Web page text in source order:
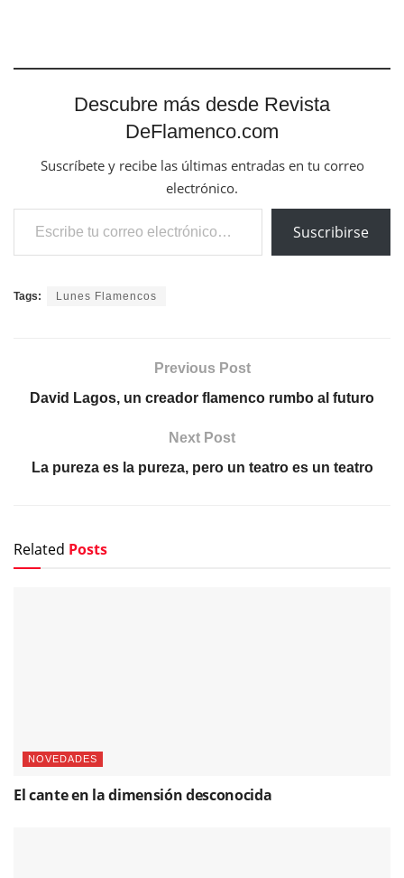
Descubre más desde Revista
DeFlamenco.com
Suscríbete y recibe las últimas entradas en tu correo
electrónico.
Escribe tu correo electrónico…
Suscribirse
Tags: Lunes Flamencos
Previous Post
David Lagos, un creador flamenco rumbo al futuro
Next Post
La pureza es la pureza, pero un teatro es un teatro
Related Posts
NOVEDADES
El cante en la dimensión desconocida